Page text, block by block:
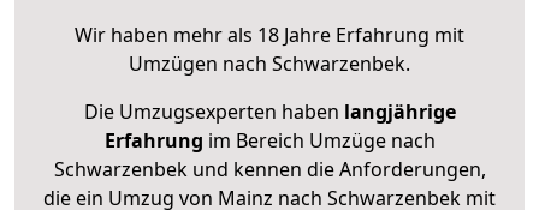
Wir haben mehr als 18 Jahre Erfahrung mit
Umzügen nach Schwarzenbek.
Die Umzugsexperten haben langjährige
Erfahrung im Bereich Umzüge nach
Schwarzenbek und kennen die Anforderungen,
die ein Umzug von Mainz nach Schwarzenbek mit